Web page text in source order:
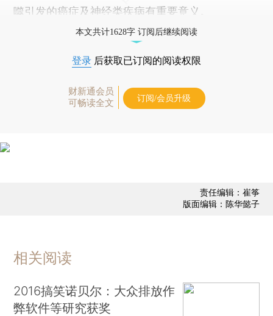
噬引发的癌症及神经类疾病有重要意义。
本文共计1628字 订阅后继续阅读
登录 后获取已订阅的阅读权限
财新通会员
可畅读全文
订阅/会员升级
责任编辑：崔筝
版面编辑：陈华懿子
相关阅读
2016搞笑诺贝尔：大众排放作
弊软件等研究获奖